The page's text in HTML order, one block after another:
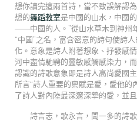
想你讀完這兩首詩，當不致誤解認
想的舞蹈教室是中國的山水，中國
——中國的人。”從山水草木到神州
“中國”之名，富含密意的詩句使詩
化。意象是詩人附著想象、抒發感
河中盡情馳騁的靈敏感觸感染力，
認識的詩歌意象即是詩人高尚愛國
所言“詩人重要的稟賦是愛，愛他的
了詩人對內陸最深邃深摯的愛，並
詩言志，歌永言，聞一多的詩